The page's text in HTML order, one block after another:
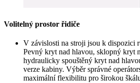
Volitelný prostor řidiče
V závislosti na stroji jsou k dispozici
Pevný kryt nad hlavou, sklopný kryt
hydraulicky spouštěný kryt nad
verze kabiny. Výběr správné
maximální flexibilitu pro širokou